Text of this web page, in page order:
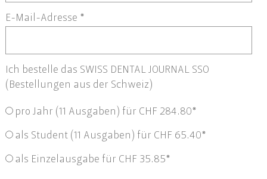
E-Mail-Adresse *
Ich bestelle das SWISS DENTAL JOURNAL SSO
(Bestellungen aus der Schweiz)
pro Jahr (11 Ausgaben) für CHF 284.80*
als Student (11 Ausgaben) für CHF 65.40*
als Einzelausgabe für CHF 35.85*